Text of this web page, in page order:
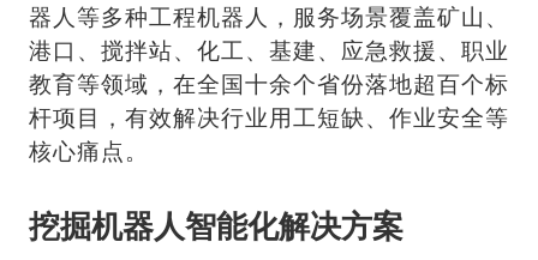
器人等多种工程机器人，服务场景覆盖矿山、
港口、搅拌站、化工、基建、应急救援、职业
教育等领域，在全国十余个省份落地超百个标
杆项目，有效解决行业用工短缺、作业安全等
核心痛点。
挖掘机器人智能化解决方案